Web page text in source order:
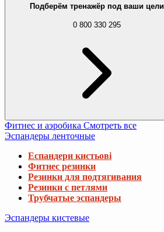
Подберём тренажёр под ваши цели
0 800 330 295
Фитнес и аэробика Смотреть все
Эспандеры ленточные
Еспандери кистьові
Фитнес резинки
Резинки для подтягивания
Резинки с петлями
Трубчатые эспандеры
Эспандеры кистевые